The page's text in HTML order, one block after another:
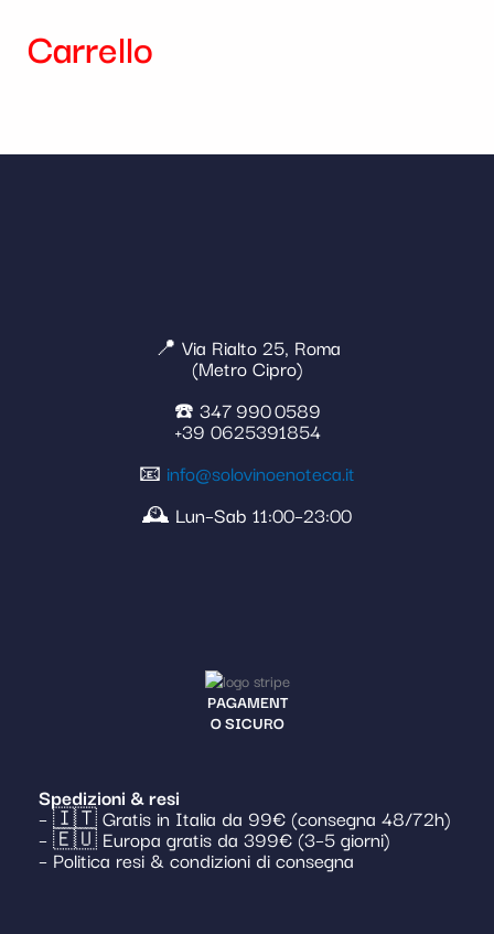
Carrello
📍 Via Rialto 25, Roma
(Metro Cipro)
☎️ 347 990 0589
+39 0625391854
📧 info@solovinoenoteca.it
🕰️ Lun–Sab 11:00–23:00
PAGAMENT
O SICURO
Spedizioni & resi
– 🇮🇹 Gratis in Italia da 99€ (consegna 48/72h)
– 🇪🇺 Europa gratis da 399€ (3–5 giorni)
– Politica resi & condizioni di consegna